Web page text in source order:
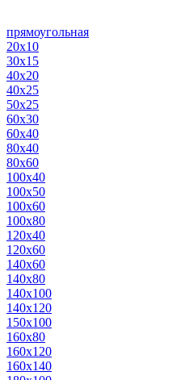
прямоугольная
20х10
30х15
40х20
40х25
50х25
60х30
60х40
80х40
80х60
100х40
100х50
100х60
100х80
120х40
120х60
140х60
140х80
140х100
140х120
150х100
160х80
160х120
160х140